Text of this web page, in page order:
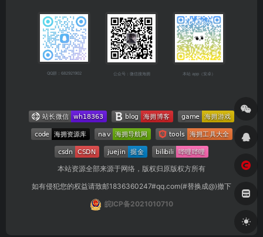
QQ群：682921902 公众号：微信搜海拥 本站 app（安卓）
本站资源全部来源于网络，版权归原版权方所有
如有侵犯您的权益请致邮1836360247#qq.com(#替换成@)撤下
皖ICP备2021010710